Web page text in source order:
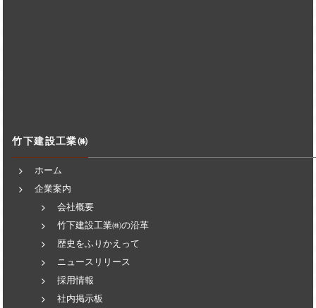
竹下建設工業㈱
ホーム
企業案内
会社概要
竹下建設工業㈱の沿革
歴史をふりかえって
ニュースリリース
採用情報
社内掲示板